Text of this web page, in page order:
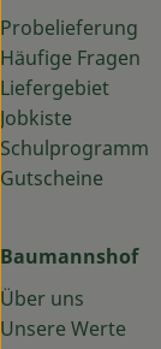
Probelieferung
Häufige Fragen
Liefergebiet
Jobkiste
Schulprogramm
Gutscheine
Baumannshof
Über uns
Unsere Werte